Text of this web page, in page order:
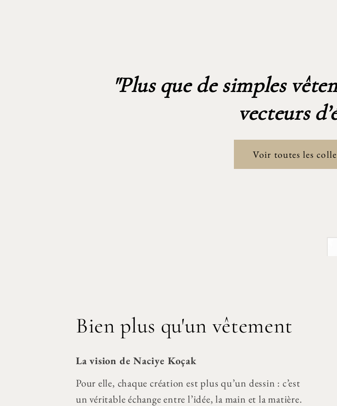
"Plus que de simples
vecteurs
Voir toutes les
Bien plus qu'un vêtement
La vision de Naciye Koçak
Pour elle, chaque création est plus qu’un dessin : c’est
un véritable échange entre l’idée, la main et la matière.